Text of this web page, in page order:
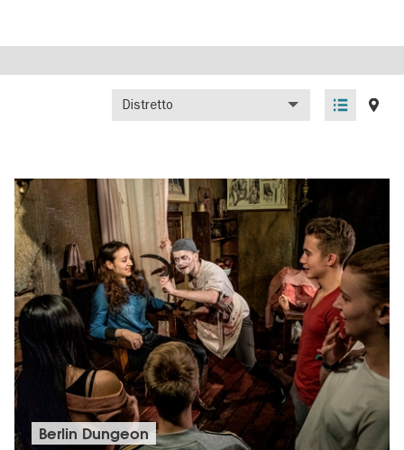
List
view
Map
view
Berlin Dungeon